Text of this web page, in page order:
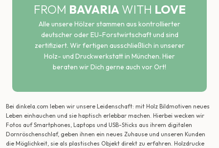
FROM BAVARIA WITH LOVE
Alle unsere Hölzer stammen aus kontrollierter
deutscher oder EU-Forstwirtschaft und sind
zertifiziert. Wir fertigen ausschließlich in unserer
Holz- und Druckwerkstatt in München. Hier
beraten wir Dich gerne auch vor Ort!
Bei dinkela.com leben wir unsere Leidenschaft: mit Holz Bildmotiven neues
Leben einhauchen und sie haptisch erlebbar machen. Hierbei wecken wir
Fotos auf Smartphones, Laptops und USB-Sticks aus ihrem digitalen
Dornröschenschlaf, geben ihnen ein neues Zuhause und unseren Kunden
die Möglichkeit, sie als plastisches Objekt direkt zu erfahren. Holzdrucke